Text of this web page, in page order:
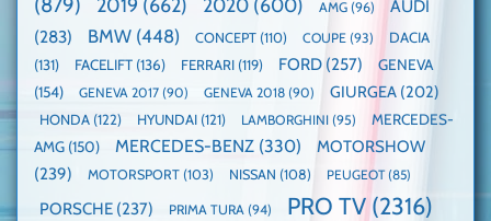
domină
WCOTY
AMG (96)
AUDI
(283)
BMW (448) CONCEPT (110) COUPE (93)
DACIA
(131)
FACELIFT (136) FERRARI (119) FORD (257)
GENEVA
(154)
GENEVA 2017 (90) GENEVA 2018 (90) GIURGEA (202)
HONDA (122) HYUNDAI (121) LAMBORGHINI (95)
MERCEDES-
AMG (150) MERCEDES-BENZ (330)
MOTORSHOW
(239)
MOTORSPORT (103) NISSAN (108) PEUGEOT(85)
PORSCHE (237) PRIMA TURA (94) PRO TV (2316)